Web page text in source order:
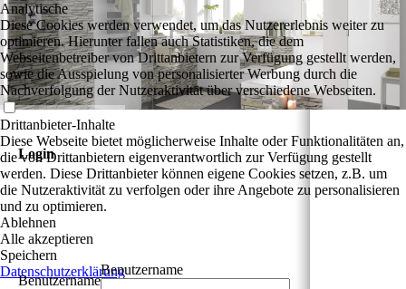
Login
Benutzername
Benutzername
Analytische
Diese Cookies werden verwendet, um das Nutzererlebnis weiter zu
optimieren. Hierunter fallen auch Statistiken, die dem
Webseitenbetreiber von Drittanbietern zur Verfügung gestellt werden,
sowie die Ausspielung von personalisierter Werbung durch die
Nachverfolgung der Nutzeraktivität über verschiedene Webseiten.
Drittanbieter-Inhalte
Diese Webseite bietet möglicherweise Inhalte oder Funktionalitäten an,
die von Drittanbietern eigenverantwortlich zur Verfügung gestellt
werden. Diese Drittanbieter können eigene Cookies setzen, z.B. um
die Nutzeraktivität zu verfolgen oder ihre Angebote zu personalisieren
und zu optimieren.
Ablehnen
Alle akzeptieren
Speichern
Datenschutzerklärung